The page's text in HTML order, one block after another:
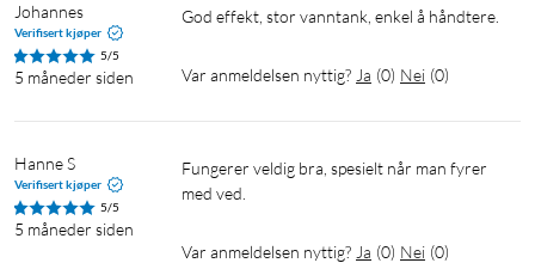
Johannes
Verifisert kjøper
5/5
5 måneder siden
God effekt, stor vanntank, enkel å håndtere.
Var anmeldelsen nyttig? Ja (0) Nei (0)
Hanne S
Verifisert kjøper
5/5
5 måneder siden
Fungerer veldig bra, spesielt når man fyrer
med ved.
Var anmeldelsen nyttig? Ja (0) Nei (0)